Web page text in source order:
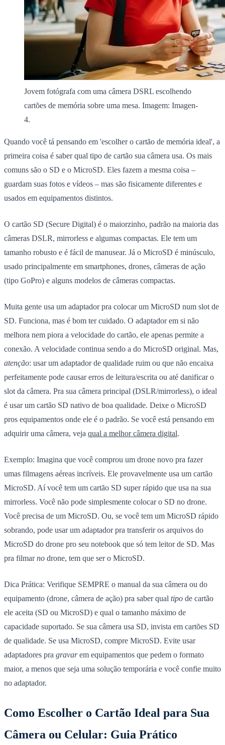
Jovem fotógrafa com uma câmera DSRL escolhendo
cartões de memória sobre uma mesa. Imagem: Imagen-
4.
Quando você tá pensando em 'escolher o cartão de memória ideal', a
primeira coisa é saber qual tipo de cartão sua câmera usa. Os mais
comuns são o SD e o MicroSD. Eles fazem a mesma coisa –
guardam suas fotos e vídeos – mas são fisicamente diferentes e
usados em equipamentos distintos.
O cartão SD (Secure Digital) é o maiorzinho, padrão na maioria das
câmeras DSLR, mirrorless e algumas compactas. Ele tem um
tamanho robusto e é fácil de manusear. Já o MicroSD é minúsculo,
usado principalmente em smartphones, drones, câmeras de ação
(tipo GoPro) e alguns modelos de câmeras compactas.
Muita gente usa um adaptador pra colocar um MicroSD num slot de
SD. Funciona, mas é bom ter cuidado. O adaptador em si não
melhora nem piora a velocidade do cartão, ele apenas permite a
conexão. A velocidade continua sendo a do MicroSD original. Mas,
atenção: usar um adaptador de qualidade ruim ou que não encaixa
perfeitamente pode causar erros de leitura/escrita ou até danificar o
slot da câmera. Pra sua câmera principal (DSLR/mirrorless), o ideal
é usar um cartão SD nativo de boa qualidade. Deixe o MicroSD
pros equipamentos onde ele é o padrão. Se você está pensando em
adquirir uma câmera, veja qual a melhor câmera digital.
Exemplo: Imagina que você comprou um drone novo pra fazer
umas filmagens aéreas incríveis. Ele provavelmente usa um cartão
MicroSD. Aí você tem um cartão SD super rápido que usa na sua
mirrorless. Você não pode simplesmente colocar o SD no drone.
Você precisa de um MicroSD. Ou, se você tem um MicroSD rápido
sobrando, pode usar um adaptador pra transferir os arquivos do
MicroSD do drone pro seu notebook que só tem leitor de SD. Mas
pra filmarno drone, tem que ser o MicroSD.
Dica Prática: Verifique SEMPRE o manual da sua câmera ou do
equipamento (drone, câmera de ação) pra saber qual tipo de cartão
ele aceita (SD ou MicroSD) e qual o tamanho máximo de
capacidade suportado. Se sua câmera usa SD, invista em cartões SD
de qualidade. Se usa MicroSD, compre MicroSD. Evite usar
adaptadores pra gravarem equipamentos que pedem o formato
maior, a menos que seja uma solução temporária e você confie muito
no adaptador.
Como Escolher o Cartão Ideal para Sua
Câmera ou Celular: Guia Prático